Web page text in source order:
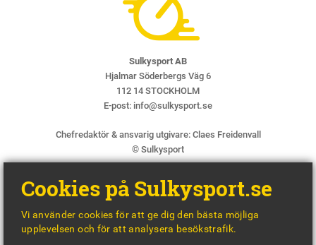
Sulkysport AB
Hjalmar Söderbergs Väg 6
112 14 STOCKHOLM
E-post: info@sulkysport.se
Chefredaktör & ansvarig utgivare: Claes Freidenvall
© Sulkysport
BY
Cookies på Sulkysport.se
Vi använder cookies för att ge dig den bästa möjliga
upplevelsen och för att analysera besökstrafik.